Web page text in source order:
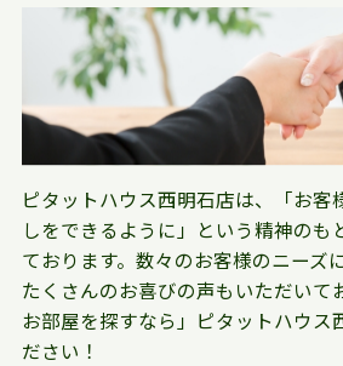
ピタットハウス西明石店は、「お客
しをできるように」という精神のも
ております。数々のお客様のニーズ
たくさんのお喜びの声もいただいて
お部屋を探すなら」ピタットハウス
ださい！